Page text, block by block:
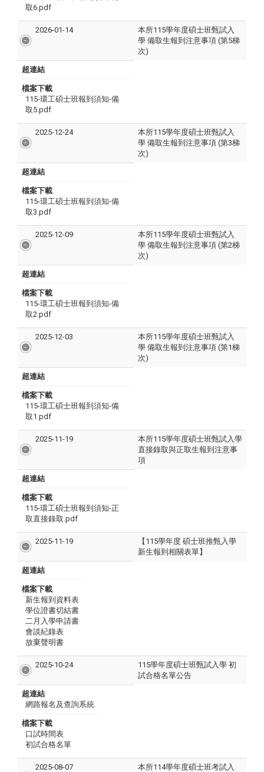
取6.pdf
2026-01-14
本所115學年度碩士班甄試入
學 備取生報到注意事項 (第5梯
次)
超連結
檔案下載
115-環工碩士班報到須知-備
取5.pdf
2025-12-24
本所115學年度碩士班甄試入
學 備取生報到注意事項 (第3梯
次)
超連結
檔案下載
115-環工碩士班報到須知-備
取3.pdf
2025-12-09
本所115學年度碩士班甄試入
學 備取生報到注意事項 (第2梯
次)
超連結
檔案下載
115-環工碩士班報到須知-備
取2.pdf
2025-12-03
本所115學年度碩士班甄試入
學 備取生報到注意事項 (第1梯
次)
超連結
檔案下載
115-環工碩士班報到須知-備
取1.pdf
2025-11-19
本所115學年度碩士班甄試入學
直接錄取與正取生報到注意事
項
超連結
檔案下載
115-環工碩士班報到須知-正
取直接錄取.pdf
2025-11-19
【115學年度 碩士班推甄入學
新生報到相關表單】
超連結
檔案下載
新生報到資料表
學位證書切結書
二月入學申請書
會談紀錄表
放棄聲明書
2025-10-24
115學年度碩士班甄試入學 初
試合格名單公告
超連結
網路報名及查詢系統
檔案下載
口試時間表
初試合格名單
2025-08-07
本所114學年度碩士班考試入